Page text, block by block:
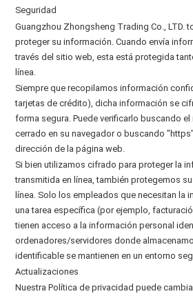
Seguridad
Guangzhou Zhongsheng Trading Co., LTD.
proteger su información. Cuando envía
través del sitio web, esta está protegida
línea.
Siempre que recopilamos información
tarjetas de crédito), dicha información se
forma segura. Puede verificarlo buscando
cerrado en su navegador o buscando
dirección de la página web.
Si bien utilizamos cifrado para proteger la
transmitida en línea, también protegemos
línea. Solo los empleados que necesitan la
una tarea específica (por ejemplo,
tienen acceso a la información personal
ordenadores/servidores donde
identificable se mantienen en un entorno
Actualizaciones
Nuestra Política de privacidad puede